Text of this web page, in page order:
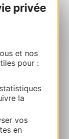
privée
et nos
pour :
la
vos
en